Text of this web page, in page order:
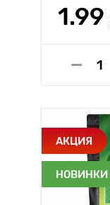
1.99
АКЦИЯ
НОВИНКИ